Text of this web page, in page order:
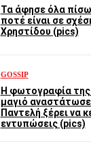
Τα άφησε όλα
ποτέ είναι σε
Χρηστίδου (pics)
GOSSIP
Η φωτογραφία
μαγιό
Παντελή ξέρει να
εντυπώσεις (pics)